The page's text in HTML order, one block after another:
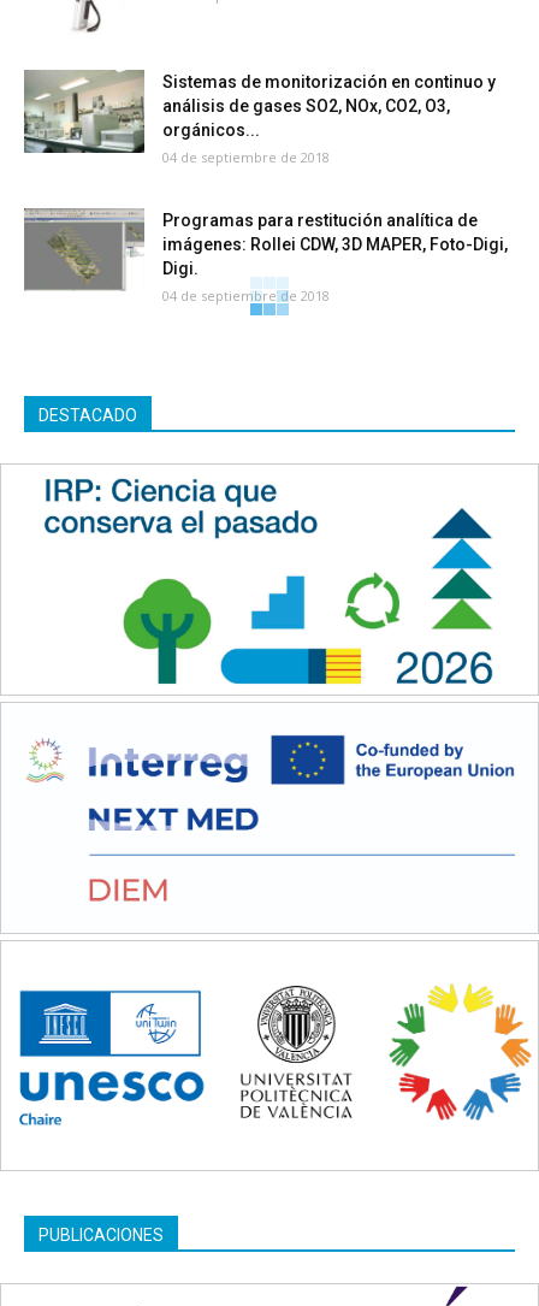
Sistemas de monitorización en continuo y
análisis de gases SO2, NOx, CO2, O3,
orgánicos...
04 de septiembre de 2018
Programas para restitución analítica de
imágenes: Rollei CDW, 3D MAPER, Foto-Digi,
Digi.
04 de septiembre de 2018
DESTACADO
PUBLICACIONES